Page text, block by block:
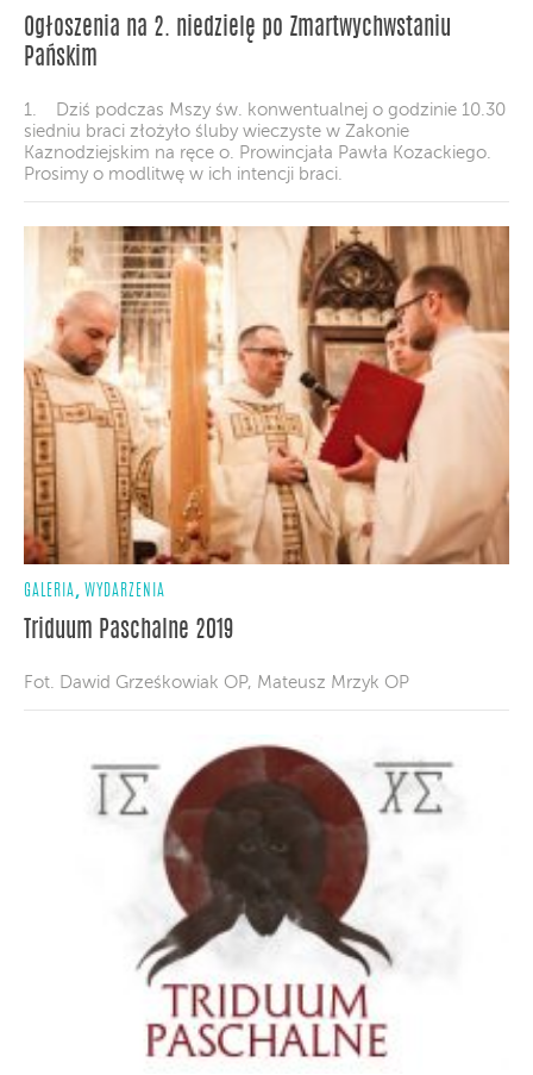
Ogłoszenia na 2. niedzielę po Zmartwychwstaniu
Pańskim
1. Dziś podczas Mszy św. konwentualnej o godzinie 10.30
siedniu braci złożyło śluby wieczyste w Zakonie
Kaznodziejskim na ręce o. Prowincjała Pawła Kozackiego.
Prosimy o modlitwę w ich intencji braci.
GALERIA, WYDARZENIA
Triduum Paschalne 2019
Fot. Dawid Grześkowiak OP, Mateusz Mrzyk OP